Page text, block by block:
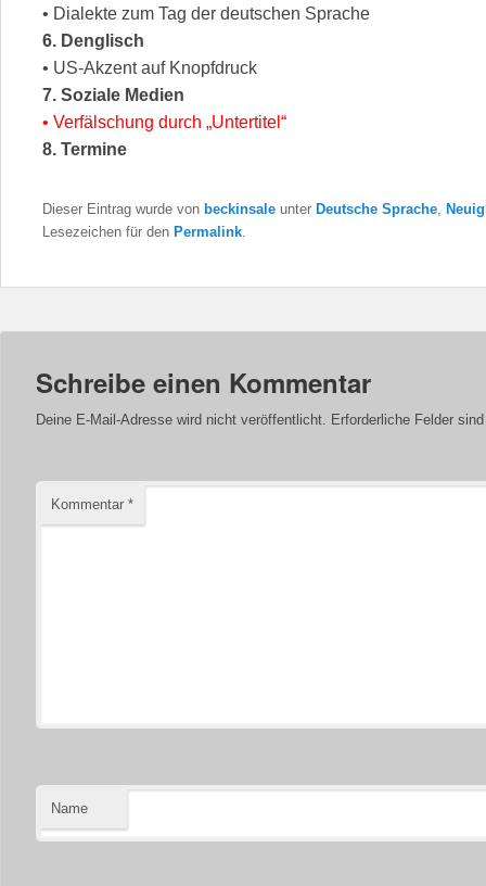
• Dialekte zum Tag der deutschen Sprache
6. Denglisch
• US-Akzent auf Knopfdruck
7. Soziale Medien
• Verfälschung durch „Untertitel“
8. Termine
Dieser Eintrag wurde von beckinsale unter Deutsche Sprache
Lesezeichen für den Permalink
Schreibe einen Kommentar
Deine E-Mail-Adresse wird nicht veröffentlicht. Erforderliche Felder
Kommentar *
Name